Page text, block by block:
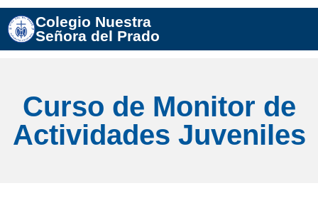
Colegio Nuestra
Señora del Prado
Curso de Monitor de
Actividades Juveniles